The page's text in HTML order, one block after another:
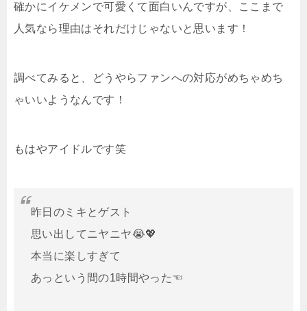
確かにイケメンで可愛くて面白いんですが、ここまで
人気なら理由はそれだけじゃないと思います！
調べてみると、どうやらファンへの対応がめちゃめち
ゃいいようなんです！
もはやアイドルです笑
昨日のミキとゲスト
思い出してニヤニヤ😭💖
本当に楽しすぎて
あっという間の1時間やった☜